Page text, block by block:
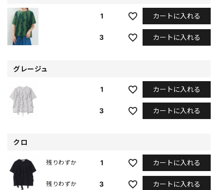
1 カートに入れる
3 カートに入れる
グレージュ
1 カートに入れる
3 カートに入れる
クロ
1
残りわずか カートに入れる
3
残りわずか カートに入れる